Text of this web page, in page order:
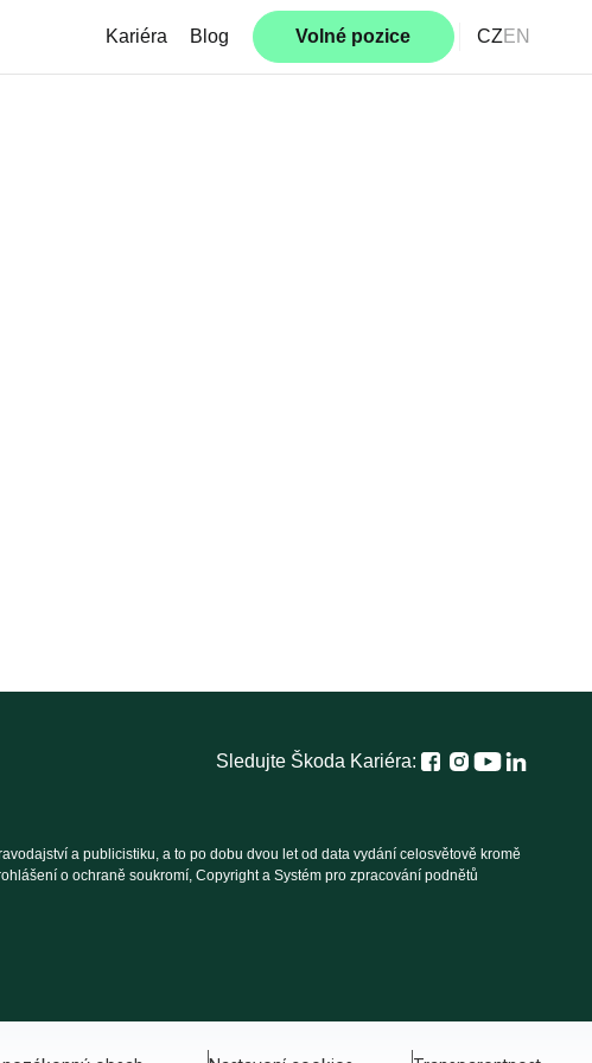
Kariéra Blog Volné pozice CZ EN
Sledujte Škoda Kariéra:
a publicistiku, a to po dobu dvou let od data vydání celosvětově kromě
o ochraně soukromí, Copyright a Systém pro zpracování podnětů